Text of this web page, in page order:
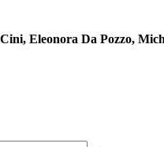
Eleonora Da Pozzo,